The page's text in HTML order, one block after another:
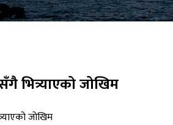
भित्र्याएको जोखिम